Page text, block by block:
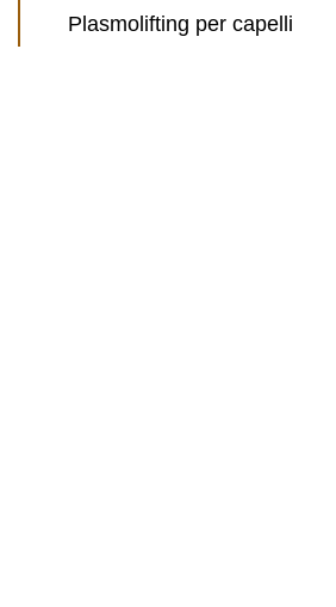
Plasmolifting per capelli